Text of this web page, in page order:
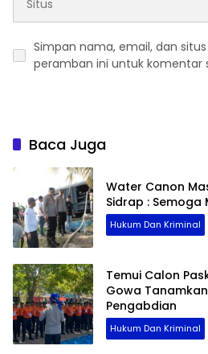
Simpan nama, email, dan
peramban ini untuk komentar
Baca Juga
Water Canon
Sidrap : Semoga
Hukum Dan Kriminal
Temui Calon
Gowa
Pengabdian
Hukum Dan Kriminal